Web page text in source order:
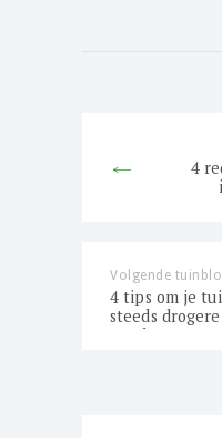
4
Volgende
4 tips om je
steeds
overleven